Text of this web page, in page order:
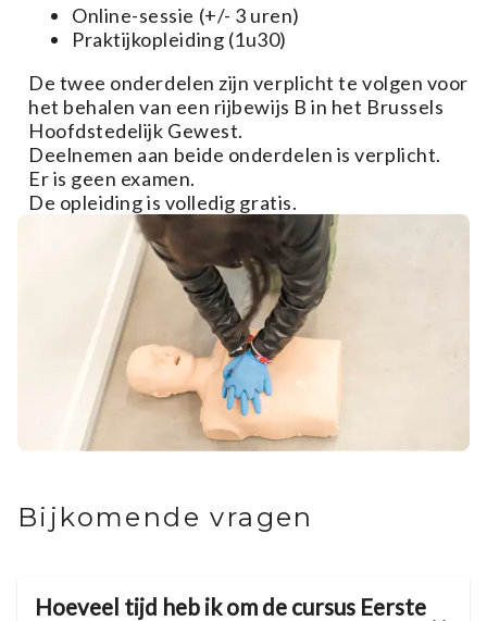
Online-sessie (+/- 3 uren)
Praktijkopleiding (1u30)
De twee onderdelen zijn verplicht te volgen voor
het behalen van een rijbewijs B in het Brussels
Hoofdstedelijk Gewest.
Deelnemen aan beide onderdelen is verplicht.
Er is geen examen.
De opleiding is volledig gratis.
Bijkomende vragen
Hoeveel tijd heb ik om de cursus Eerste